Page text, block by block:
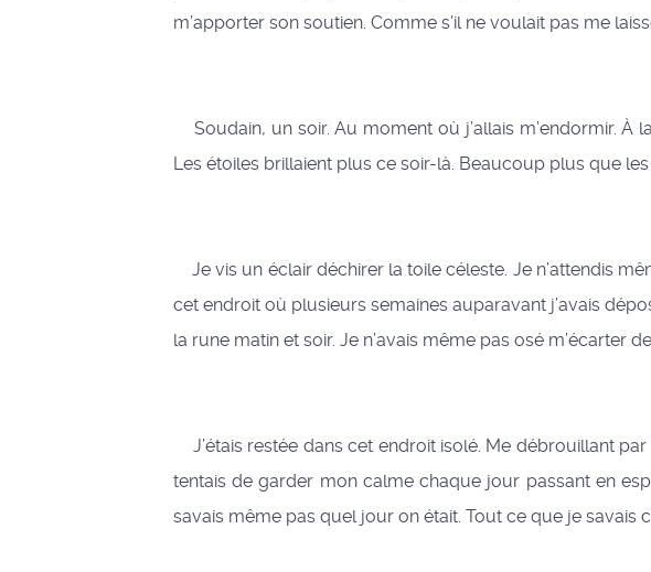
m’apporter son soutien. Comme s’il ne voulait pas me
Soudain, un soir. Au moment où j’allais m’endormir.
Les étoiles brillaient plus ce soir-là. Beaucoup plus que
Je vis un éclair déchirer la toile céleste. Je n’attendis
cet endroit où plusieurs semaines auparavant j’avais
la rune matin et soir. Je n’avais même pas osé
J’étais restée dans cet endroit isolé. Me débrouillant
tentais de garder mon calme chaque jour passant en
savais même pas quel jour on était. Tout ce que je savais